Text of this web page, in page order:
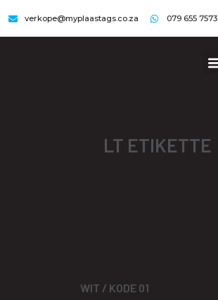
verkope@myplaastags.co.za 079 655 7573
LT ETIKETTE
WIT / KODE 01